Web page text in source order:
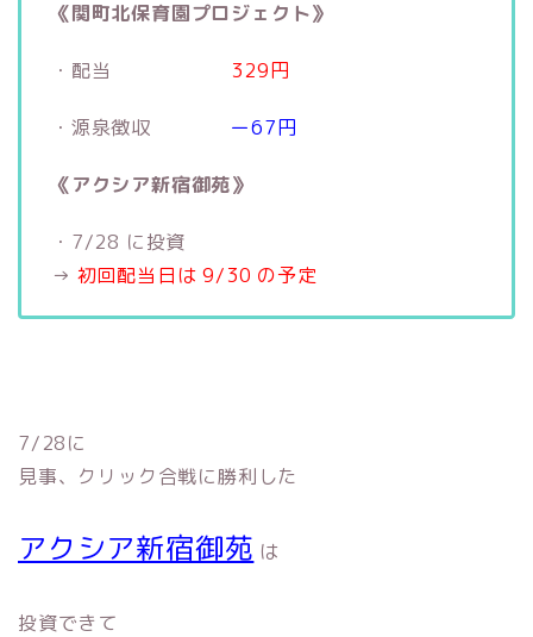
《関町北保育園プロジェクト》
・配当 329円
・源泉徴収 ー67円
《アクシア新宿御苑》
・7/28 に投資
→ 初回配当日は 9/30 の予定
7/28に
見事、クリック合戦に勝利した
アクシア新宿御苑 は
投資できて